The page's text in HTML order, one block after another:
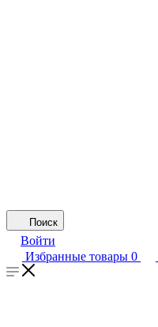
Поиск
Войти
Избранные товары 0